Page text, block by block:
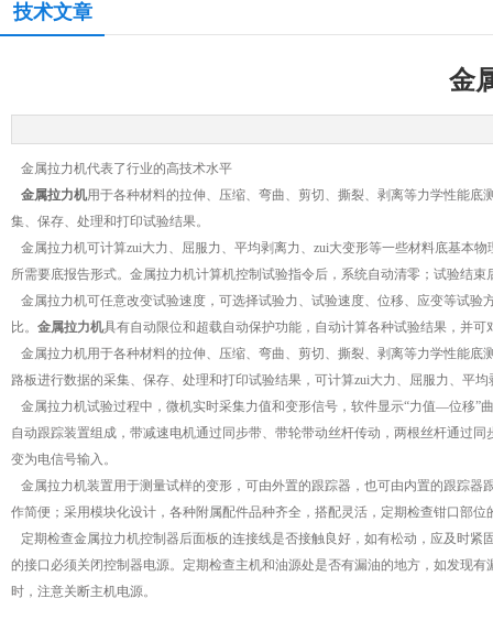
技术文章
金
金属拉力机代表了行业的高技术水平
金属拉力机用于各种材料的拉伸、压缩、弯曲、剪切、撕裂、剥离等力学性能
集、保存、处理和打印试验结果。
金属拉力机可计算zui大力、屈服力、平均剥离力、zui大变形等一些材料底基本
所需要底报告形式。金属拉力机计算机控制试验指令后，系统自动清零；试验结
金属拉力机可任意改变试验速度，可选择试验力、试验速度、位移、应变等试
比。 金属拉力机具有自动限位和超载自动保护功能，自动计算各种试验结果，并
金属拉力机用于各种材料的拉伸、压缩、弯曲、剪切、撕裂、剥离等力学性能
路板进行数据的采集、保存、处理和打印试验结果，可计算zui大力、屈服力、平
金属拉力机试验过程中，微机实时采集力值和变形信号，软件显示“力值—位移”
自动跟踪装置组成，带减速电机通过同步带、带轮带动丝杆传动，两根丝杆通过
变为电信号输入。
金属拉力机装置用于测量试样的变形，可由外置的跟踪器，也可由内置的跟踪
作简便；采用模块化设计，各种附属配件品种齐全，搭配灵活，定期检查钳口部
定期检查金属拉力机控制器后面板的连接线是否接触良好，如有松动，应及时
的接口必须关闭控制器电源。定期检查主机和油源处是否有漏油的地方，如发现
时，注意关断主机电源。